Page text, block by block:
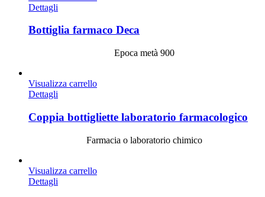
Dettagli
Bottiglia farmaco Deca
Epoca metà 900
Visualizza carrello
Dettagli
Coppia bottigliette laboratorio farmacologico
Farmacia o laboratorio chimico
Visualizza carrello
Dettagli